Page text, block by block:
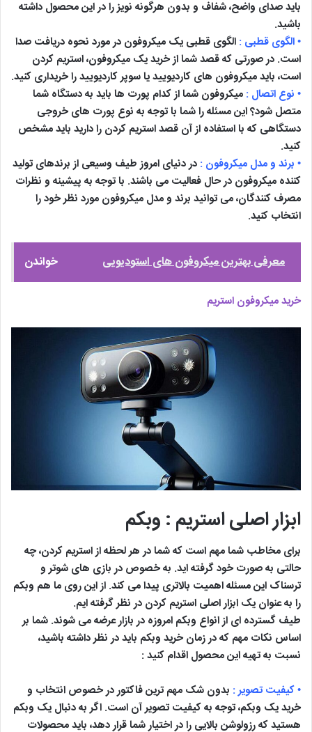
باید صدای واضح، شفاف و بدون هرگونه نویز را در این محصول داشته
باشید.
• الگوی قطبی : الگوی قطبی یک میکروفون در مورد نحوه دریافت صدا
است. در صورتی که قصد شما از خرید یک میکروفون، استریم کردن
است، باید میکروفون های کاردیویید یا سوپر کاردیویید را خریداری کنید.
• نوع اتصال : میکروفون شما از کدام پورت ها باید به دستگاه شما
متصل شود؟ این مسئله را شما با توجه به نوع پورت های خروجی
دستگاهی که با استفاده از آن قصد استریم کردن را دارید باید مشخص
کنید.
• برند و مدل میکروفون : در دنیای امروز طیف وسیعی از برندهای تولید
کننده میکروفون در حال فعالیت می باشند. با توجه به پیشینه و نظرات
مصرف کنندگان، می توانید برند و مدل میکروفون مورد نظر خود را
انتخاب کنید.
خواندن معرفی بهترین میکروفون های استودیویی
خرید میکروفون استریم
ابزار اصلی استریم : وبکم
برای مخاطب شما مهم است که شما در هر لحظه از استریم کردن، چه
حالتی به صورت خود گرفته اید. به خصوص در بازی های شوتر و
ترسناک این مسئله اهمیت بالاتری پیدا می کند. از این روی ما هم وبکم
را به عنوان یک ابزار اصلی استریم کردن در نظر گرفته ایم.
طیف گسترده ای از انواع وبکم امروزه در بازار عرضه می شوند. شما بر
اساس نکات مهم که در زمان خرید وبکم باید در نظر داشته باشید،
نسبت به تهیه این محصول اقدام کنید :
• کیفیت تصویر : بدون شک مهم ترین فاکتور در خصوص انتخاب و
خرید یک وبکم، توجه به کیفیت تصویر آن است. اگر به دنبال یک وبکم
هستید که رزولوشن بالایی را در اختیار شما قرار دهد، باید محصولات